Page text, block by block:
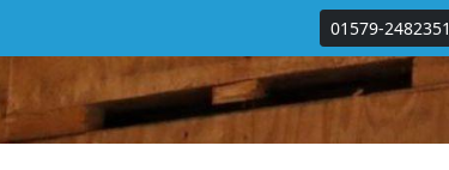
01579-2482351